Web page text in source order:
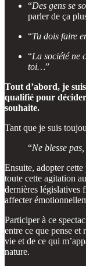
“Des gens se
parler de ça
“Tu dois faire
“La société ne
toi…”
Tout d’abord, je
qualifié pour
souhaite.
Tant que je suis
“Ne blesse
Ensuite, adopter
toute cette agitation
dernières législatives
affecter
Participer à ce
entre ce que pense et
vie et de ce qui
nature.